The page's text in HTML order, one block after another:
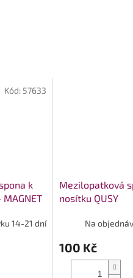
k
14-21 dní
Kód: 57633
Mezilopatková
nosítku QUSY
Na
100 Kč